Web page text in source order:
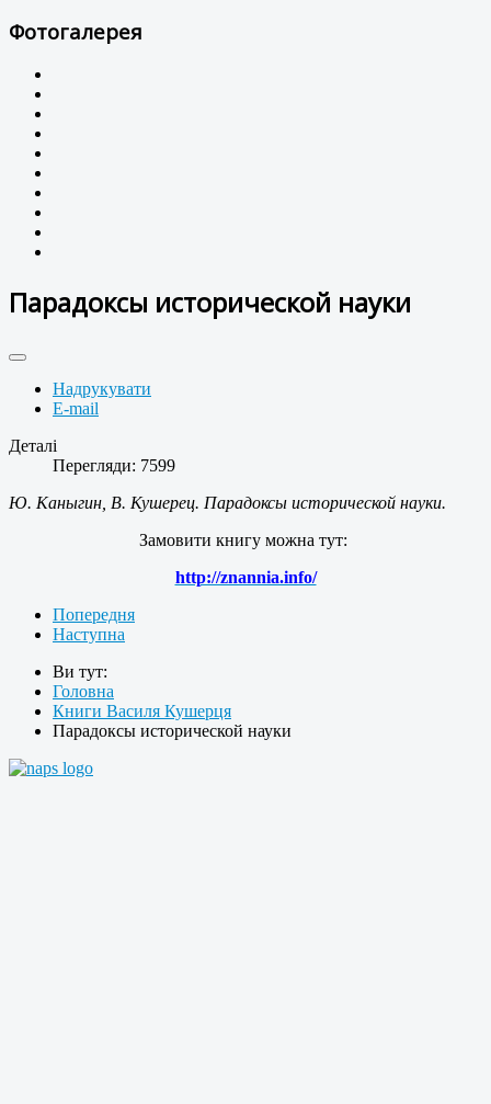
Фотогалерея
Парадоксы исторической науки
Надрукувати
E-mail
Деталі
Перегляди: 7599
Ю. Каныгин, В. Кушерец. Парадоксы исторической науки.
Замовити книгу можна тут:
http://znannia.info/
Попередня
Наступна
Ви тут:
Головна
Книги Василя Кушерця
Парадоксы исторической науки